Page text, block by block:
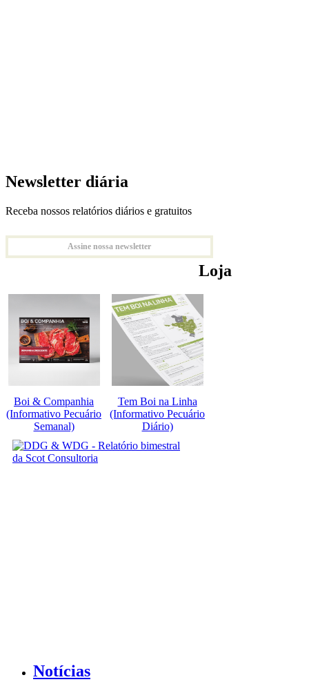
Newsletter diária
Receba nossos relatórios diários e gratuitos
Assine nossa newsletter
Loja
Boi & Companhia
(Informativo Pecuário
Semanal)
Tem Boi na Linha
(Informativo Pecuário
Diário)
Notícias